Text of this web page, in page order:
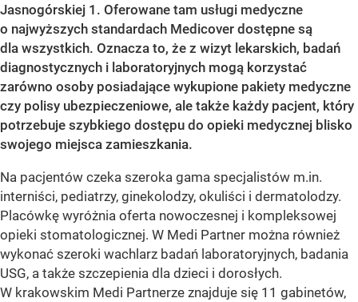
Jasnogórskiej 1. Oferowane tam usługi medyczne
o najwyższych standardach Medicover dostępne są
dla wszystkich. Oznacza to, że z wizyt lekarskich, badań
diagnostycznych i laboratoryjnych mogą korzystać
zarówno osoby posiadające wykupione pakiety medyczne
czy polisy ubezpieczeniowe, ale także każdy pacjent, który
potrzebuje szybkiego dostępu do opieki medycznej blisko
swojego miejsca zamieszkania.
Na pacjentów czeka szeroka gama specjalistów m.in.
interniści, pediatrzy, ginekolodzy, okuliści i dermatolodzy.
Placówkę wyróżnia oferta nowoczesnej i kompleksowej
opieki stomatologicznej. W Medi Partner można również
wykonać szeroki wachlarz badań laboratoryjnych, badania
USG, a także szczepienia dla dzieci i dorosłych.
W krakowskim Medi Partnerze znajduje się 11 gabinetów,